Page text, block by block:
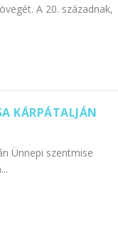
A 20. századnak,
KÁRPÁTALJÁN
Ünnepi szentmise